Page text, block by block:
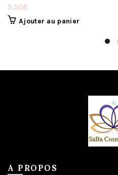
5.50€
Ajouter au panier
A PROPOS